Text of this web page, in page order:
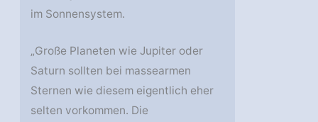
im Sonnensystem.
„Große Planeten wie Jupiter oder
Saturn sollten bei massearmen
Sternen wie diesem eigentlich eher
selten vorkommen. Die